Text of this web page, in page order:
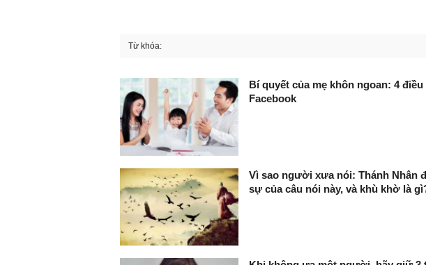
Từ khóa:
Bí quyết của mẹ khôn ngoan: 4
Facebook
Vì sao người xưa nói: Thánh Nhân
sự của câu nói này, và khù khờ là